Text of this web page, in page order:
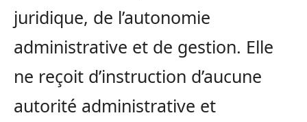
juridique, de l’autonomie
administrative et de gestion. Elle
ne reçoit d’instruction d’aucune
autorité administrative et